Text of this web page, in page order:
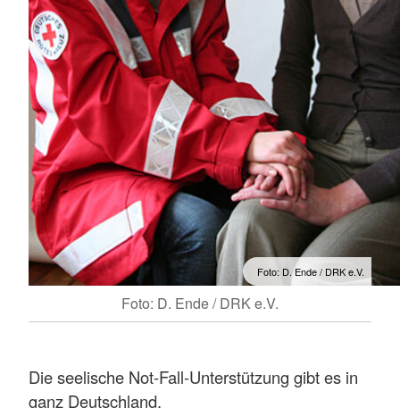
Foto: D. Ende / DRK e.V.
Foto: D. Ende / DRK e.V.
Die seelische Not-Fall-Unterstützung gibt es in
ganz Deutschland.